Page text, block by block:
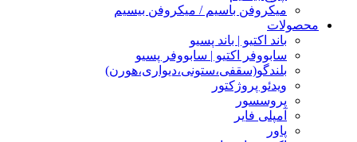
میکروفن باسیم / میکروفن بیسیم
محصولات
باند اکتیو | باند پسیو
سابووفر اکتیو | سابووفر پسیو
بلندگو(سقفی،ستونی،دیواری،هورن)
ویدئو پروژکتور
پروسسور
آمپلی فایر
پاور